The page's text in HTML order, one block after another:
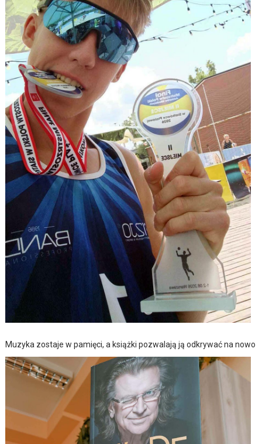
Muzyka zostaje w pamięci, a książki pozwalają ją odkrywać na nowo